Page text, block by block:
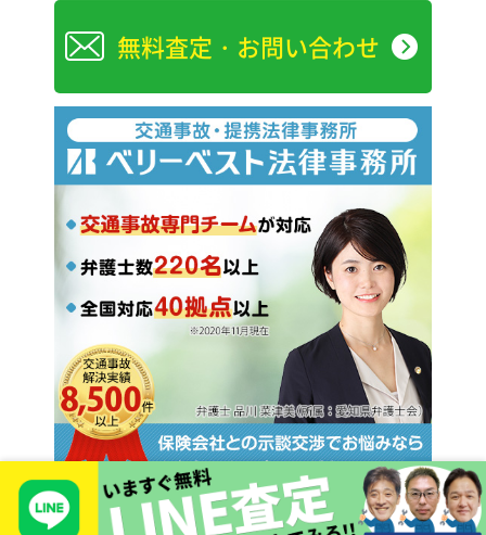
無料査定・お問い合わせ
Copyright © 2026 TIEROD Co., LTD